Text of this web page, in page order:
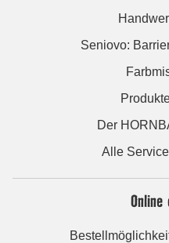
Seniovo:
Der
Alle